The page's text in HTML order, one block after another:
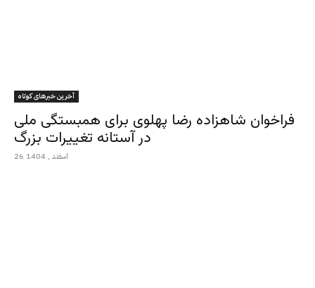
آخرین خبرهای کوتاه
فراخوان شاهزاده رضا پهلوی برای همبستگی ملی
در آستانه تغییرات بزرگ
26 اسفند , 1404